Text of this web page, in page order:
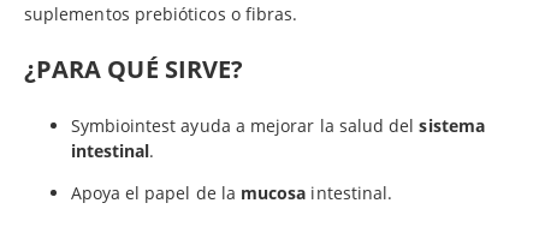
suplementos prebióticos o fibras.
¿PARA QUÉ SIRVE?
Symbiointest ayuda a mejorar la salud delsistema
intestinal.
Apoya el papel de la mucosa intestinal.